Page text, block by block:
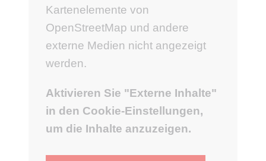
Kartenelemente von
OpenStreetMap und andere
externe Medien nicht angezeigt
werden.
Aktivieren Sie "Externe Inhalte"
in den Cookie-Einstellungen,
um die Inhalte anzuzeigen.